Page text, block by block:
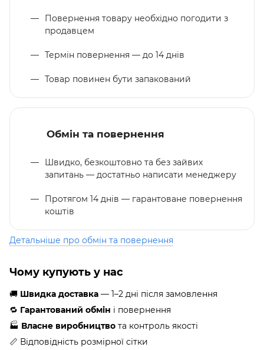
Повернення товару необхідно погодити з
продавцем
Термін повернення — до 14 днів
Товар повинен бути запакований
Обмін та повернення
Швидко, безкоштовно та без зайвих
запитань — достатньо написати менеджеру
Протягом 14 днів — гарантоване повернення
коштів
Детальніше про обмін та повернення
Чому купують у нас
🚚 Швидка доставка — 1–2 дні після замовлення
🔁 Гарантований обмін і повернення
🏭 Власне виробництво та контроль якості
📏 Відповідність розмірної сітки